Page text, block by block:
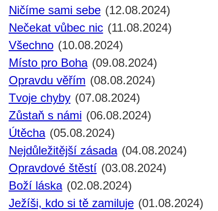
Ničíme sami sebe (12.08.2024)
Nečekat vůbec nic (11.08.2024)
Všechno (10.08.2024)
Místo pro Boha (09.08.2024)
Opravdu věřím (08.08.2024)
Tvoje chyby (07.08.2024)
Zůstaň s námi (06.08.2024)
Útěcha (05.08.2024)
Nejdůležitější zásada (04.08.2024)
Opravdové štěstí (03.08.2024)
Boží láska (02.08.2024)
Ježíši, kdo si tě zamiluje (01.08.2024)